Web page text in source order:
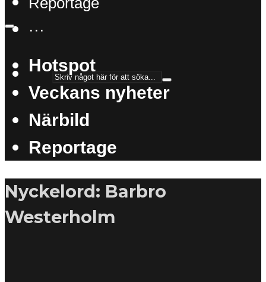
···
Hotspot
Veckans nyheter
Närbild
Reportage
Nyckelord: Barbro
Westerholm